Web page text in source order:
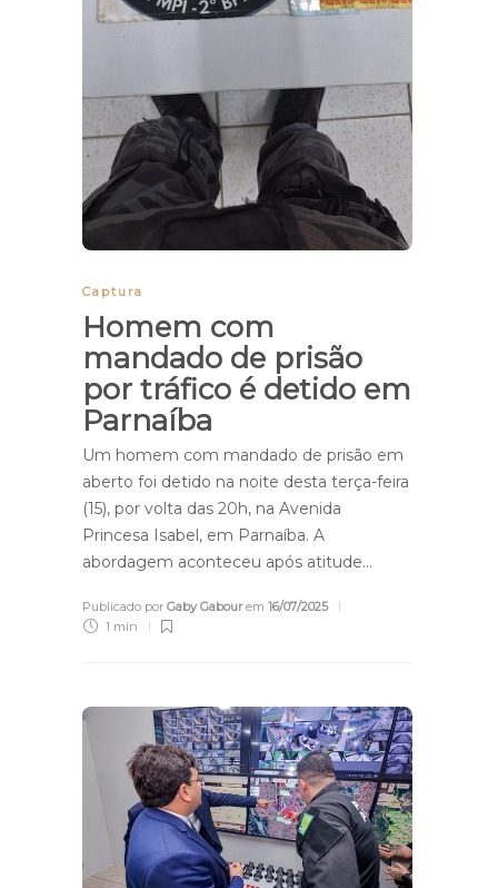
Captura
Homem com
mandado de prisão
por tráfico é detido em
Parnaíba
Um homem com mandado de prisão em
aberto foi detido na noite desta terça-feira
(15), por volta das 20h, na Avenida
Princesa Isabel, em Parnaíba. A
abordagem aconteceu após atitude…
Publicado por Gaby Gabourem 16/07/2025
1 min